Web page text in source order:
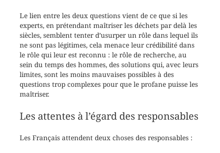
Le lien entre les deux questions vient de ce que si les
experts, en prétendant maîtriser les déchets par delà les
siècles, semblent tenter d’usurper un rôle dans lequel ils
ne sont pas légitimes, cela menace leur crédibilité dans
le rôle qui leur est reconnu : le rôle de recherche, au
sein du temps des hommes, des solutions qui, avec leurs
limites, sont les moins mauvaises possibles à des
questions trop complexes pour que le profane puisse les
maîtriser.
Les attentes à l’égard des responsables
Les Français attendent deux choses des responsables :